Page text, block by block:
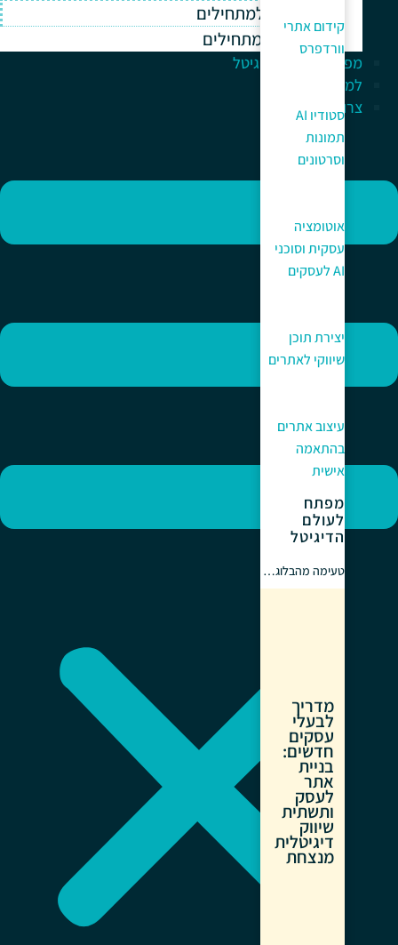
קידום אתרי
וורדפרס
סטודיו AI
תמונות
וסרטונים
אוטומציה
עסקית וסוכני
יצירת תוכן
שיווקי לאתרים
עיצוב אתרים
בהתאמה
אישית
מפתח
לעולם
הדיגיטל
טעימה מהבלוג…
מדריך
לבעלי
עסקים
חדשים:
בניית
אתר
לעסק
ותשתית
שיווק
דיגיטלית
מנצחת
וורדפרס למתחילים
ווקומרס למתחילים
מפתח לעולם הדיגיטל
למה כאן?
צרו קשר